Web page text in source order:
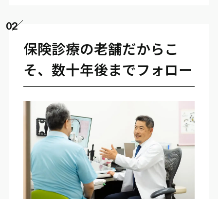
02
保険診療の老舗だからこ
そ、数十年後までフォロー